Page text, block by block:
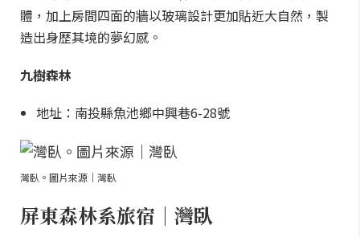
體，加上房間四面的牆以玻璃設計更加貼近大自然，製
造出身歷其境的夢幻感。
九樹森林
地址：南投縣魚池鄉中興巷6-28號
灣臥。圖片來源｜灣臥
屏東森林系旅宿｜灣臥